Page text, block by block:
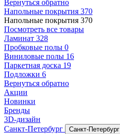
Вернуться обратно
Напольные покрытия 370
Напольные покрытия 370
Посмотреть все товары
Ламинат 328
Пробковые полы 0
Виниловые полы 16
Паркетная доска 19
Подложки 6
Вернуться обратно
Акции
Новинки
Бренды
3D-дизайн
Санкт-Петербург
Санкт-Петербург